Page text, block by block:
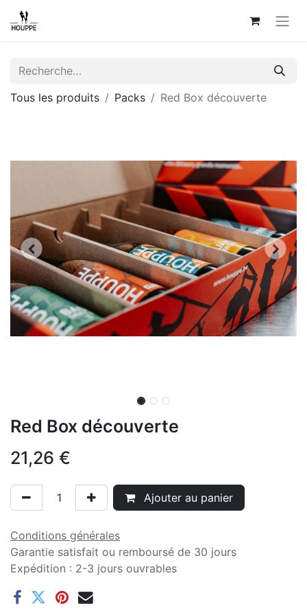
Tous les produits Packs Red Box découverte
Red Box découverte
21,26 €
Ajouter au panier
Conditions générales
Garantie satisfait ou remboursé de 30 jours
Expédition : 2-3 jours ouvrables